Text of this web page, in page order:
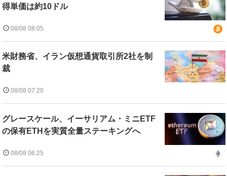
得単価は約10ドル
08/08 08:05
米財務省、イラン仮想通貨取引所2社を制
裁
08/08 07:20
グレースケール、イーサリアム・ミニETF
の保有ETHを実質全量ステーキングへ
08/08 06:25